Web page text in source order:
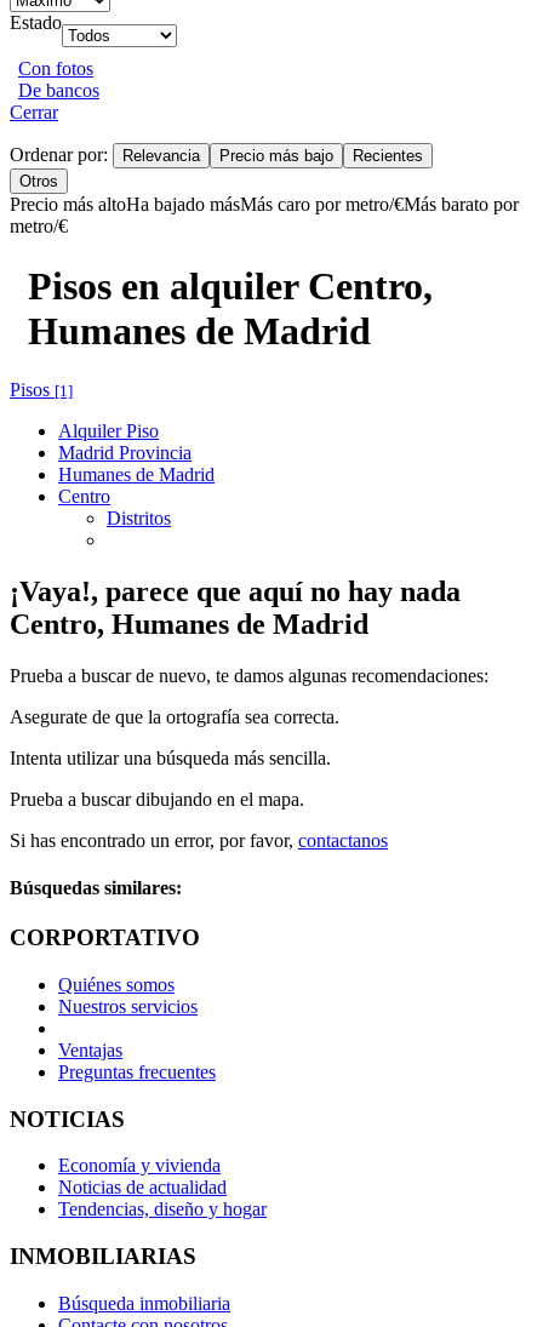
Estado
Con fotos
De bancos
Cerrar
Ordenar por: Relevancia Precio más bajo
Recientes
Otros
Precio más altoHa bajado másMás caro por metro/€Más barato por
metro/€
Pisos en alquiler Centro,
Humanes de Madrid
Pisos [1]
Alquiler Piso
Madrid Provincia
Humanes de Madrid
Centro
Distritos
¡Vaya!, parece que aquí no hay nada
Centro, Humanes de Madrid
Prueba a buscar de nuevo, te damos algunas recomendaciones:
Asegurate de que la ortografía sea correcta.
Intenta utilizar una búsqueda más sencilla.
Prueba a buscar dibujando en el mapa.
Si has encontrado un error, por favor, contactanos
Búsquedas similares:
CORPORTATIVO
Quiénes somos
Nuestros servicios
Ventajas
Preguntas frecuentes
NOTICIAS
Economía y vivienda
Noticias de actualidad
Tendencias, diseño y hogar
INMOBILIARIAS
Búsqueda inmobiliaria